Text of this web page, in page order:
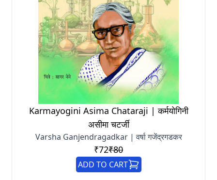
Karmayogini Asima Chataraji | कर्मयोगिनी
असीमा चटर्जी
Varsha Ganjendragadkar | वर्षा गजेंद्रगडकर
₹72₹80
ADD TO CART